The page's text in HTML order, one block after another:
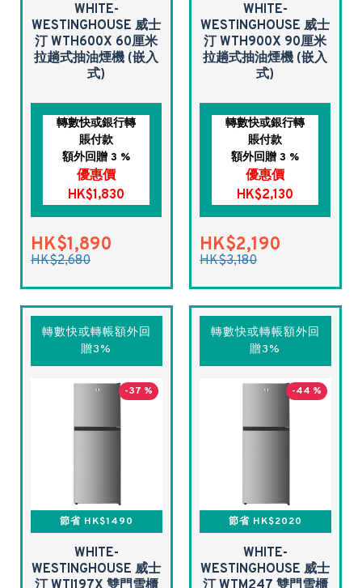
WHITE-
WESTINGHOUSE 威士
汀 WTH600X 60厘米
拉趟式抽油煙機 (嵌入
式)
轉數快或銀行轉
賬付款
額外回贈 3 %
優惠價
HK$1,830
HK$1,890
HK$2,680
WHITE-
WESTINGHOUSE 威士
汀 WTH900X 90厘米
拉趟式抽油煙機 (嵌入
式)
轉數快或銀行轉
賬付款
額外回贈 3 %
優惠價
HK$2,130
HK$2,190
HK$3,180
轉數快或轉帳額外回
贈3%
-37 %
節省 HK$1490
WHITE-
WESTINGHOUSE 威士
轉數快或轉帳額外回
贈3%
-44 %
節省 HK$2020
WHITE-
WESTINGHOUSE 威士